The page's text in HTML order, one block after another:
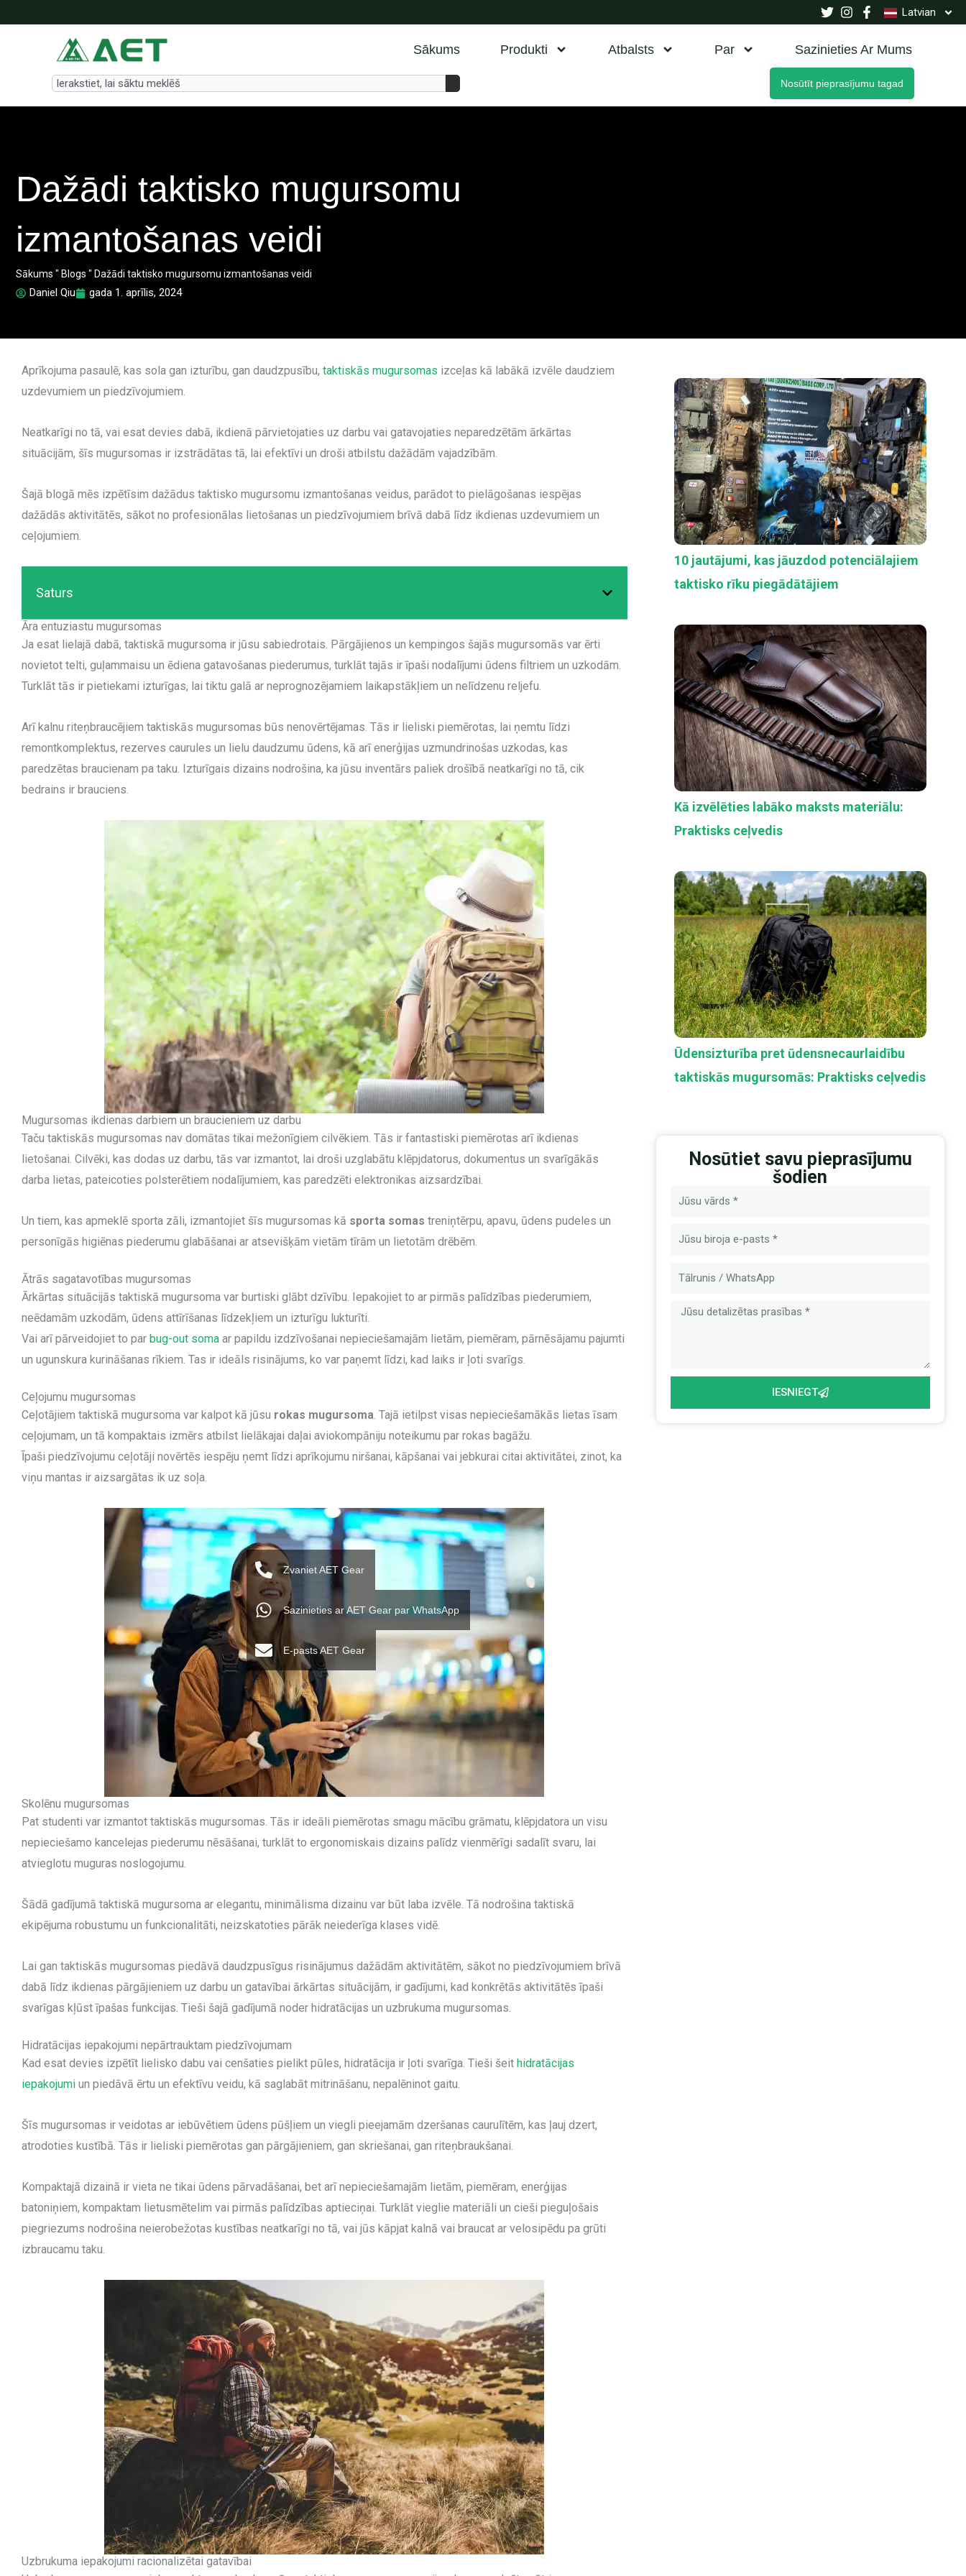
to
Latvian
Sākums Produkti Atbalsts Par Sazinieties Ar Mums
Search Nosūtīt pieprasījumu tagad
Dažādi taktisko mugursomu
izmantošanas veidi
Sākums " Blogs " Dažādi taktisko mugursomu izmantošanas veidi
Daniel Qiu gada 1. aprīlis, 2024
Aprīkojuma pasaulē, kas sola gan izturību, gan daudzpusību, taktiskās mugursomas izceļas kā labākā izvēle daudziem
uzdevumiem un piedzīvojumiem.
Neatkarīgi no tā, vai esat devies dabā, ikdienā pārvietojaties uz darbu vai gatavojaties neparedzētām ārkārtas
situācijām, šīs mugursomas ir izstrādātas tā, lai efektīvi un droši atbilstu dažādām vajadzībām.
Šajā blogā mēs izpētīsim dažādus taktisko mugursomu izmantošanas veidus, parādot to pielāgošanas iespējas
dažādās aktivitātēs, sākot no profesionālas lietošanas un piedzīvojumiem brīvā dabā līdz ikdienas uzdevumiem un
ceļojumiem.
Saturs
Āra entuziastu mugursomas
Ja esat lielajā dabā, taktiskā mugursoma ir jūsu sabiedrotais. Pārgājienos un kempingos šajās mugursomās var ērti
novietot telti, guļammaisu un ēdiena gatavošanas piederumus, turklāt tajās ir īpaši nodalījumi ūdens filtriem un uzkodām.
Turklāt tās ir pietiekami izturīgas, lai tiktu galā ar neprognozējamiem laikapstākļiem un nelīdzenu reljefu.
Arī kalnu riteņbraucējiem taktiskās mugursomas būs nenovērtējamas. Tās ir lieliski piemērotas, lai ņemtu līdzi
remontkomplektus, rezerves caurules un lielu daudzumu ūdens, kā arī enerģijas uzmundrinošas uzkodas, kas
paredzētas braucienam pa taku. Izturīgais dizains nodrošina, ka jūsu inventārs paliek drošībā neatkarīgi no tā, cik
bedrains ir brauciens.
Mugursomas ikdienas darbiem un braucieniem uz darbu
Taču taktiskās mugursomas nav domātas tikai mežonīgiem cilvēkiem. Tās ir fantastiski piemērotas arī ikdienas
lietošanai. Cilvēki, kas dodas uz darbu, tās var izmantot, lai droši uzglabātu klēpjdatorus, dokumentus un svarīgākās
darba lietas, pateicoties polsterētiem nodalījumiem, kas paredzēti elektronikas aizsardzībai.
Un tiem, kas apmeklē sporta zāli, izmantojiet šīs mugursomas kā sporta somas treniņtērpu, apavu, ūdens pudeles un
personīgās higiēnas piederumu glabāšanai ar atsevišķām vietām tīrām un lietotām drēbēm.
Ātrās sagatavotības mugursomas
Ārkārtas situācijās taktiskā mugursoma var burtiski glābt dzīvību. Iepakojiet to ar pirmās palīdzības piederumiem,
neēdamām uzkodām, ūdens attīrīšanas līdzekļiem un izturīgu lukturīti.
Vai arī pārveidojiet to par bug-out soma ar papildu izdzīvošanai nepieciešamajām lietām, piemēram, pārnēsājamu pajumti
un ugunskura kurināšanas rīkiem. Tas ir ideāls risinājums, ko var paņemt līdzi, kad laiks ir ļoti svarīgs.
Ceļojumu mugursomas
Ceļotājiem taktiskā mugursoma var kalpot kā jūsu rokas mugursoma. Tajā ietilpst visas nepieciešamākās lietas īsam
ceļojumam, un tā kompaktais izmērs atbilst lielākajai daļai aviokompāniju noteikumu par rokas bagāžu.
Īpaši piedzīvojumu ceļotāji novērtēs iespēju ņemt līdzi aprīkojumu niršanai, kāpšanai vai jebkurai citai aktivitātei, zinot, ka
viņu mantas ir aizsargātas ik uz soļa.
Skolēnu mugursomas
Pat studenti var izmantot taktiskās mugursomas. Tās ir ideāli piemērotas smagu mācību grāmatu, klēpjdatora un visu
nepieciešamo kancelejas piederumu nēsāšanai, turklāt to ergonomiskais dizains palīdz vienmērīgi sadalīt svaru, lai
atvieglotu muguras noslogojumu.
Šādā gadījumā taktiskā mugursoma ar elegantu, minimālisma dizainu var būt laba izvēle. Tā nodrošina taktiskā
ekipējuma robustumu un funkcionalitāti, neizskatoties pārāk neiederīga klases vidē.
Lai gan taktiskās mugursomas piedāvā daudzpusīgus risinājumus dažādām aktivitātēm, sākot no piedzīvojumiem brīvā
dabā līdz ikdienas pārgājieniem uz darbu un gatavībai ārkārtas situācijām, ir gadījumi, kad konkrētās aktivitātēs īpaši
svarīgas kļūst īpašas funkcijas. Tieši šajā gadījumā noder hidratācijas un uzbrukuma mugursomas.
Hidratācijas iepakojumi nepārtrauktam piedzīvojumam
Kad esat devies izpētīt lielisko dabu vai cenšaties pielikt pūles, hidratācija ir ļoti svarīga. Tieši šeit hidratācijas
iepakojumi un piedāvā ērtu un efektīvu veidu, kā saglabāt mitrināšanu, nepalēninot gaitu.
Šīs mugursomas ir veidotas ar iebūvētiem ūdens pūšļiem un viegli pieejamām dzeršanas caurulītēm, kas ļauj dzert,
atrodoties kustībā. Tās ir lieliski piemērotas gan pārgājieniem, gan skriešanai, gan riteņbraukšanai.
Kompaktajā dizainā ir vieta ne tikai ūdens pārvadāšanai, bet arī nepieciešamajām lietām, piemēram, enerģijas
batoniņiem, kompaktam lietusmētelim vai pirmās palīdzības aptieciņai. Turklāt vieglie materiāli un cieši pieguļošais
piegriezums nodrošina neierobežotas kustības neatkarīgi no tā, vai jūs kāpjat kalnā vai braucat ar velosipēdu pa grūti
izbraucamu taku.
Uzbrukuma iepakojumi racionalizētai gatavībai
10 jautājumi, kas jāuzdod potenciālajiem
taktisko rīku piegādātājiem
Kā izvēlēties labāko maksts materiālu:
Praktisks ceļvedis
Ūdensizturība pret ūdensnecaurlaidību
taktiskās mugursomās: Praktisks ceļvedis
Nosūtiet savu pieprasījumu
šodien
Nosaukums
Ziņa
IESNIEGT
Zvaniet AET Gear
Sazinieties ar AET Gear par WhatsApp
E-pasts AET Gear